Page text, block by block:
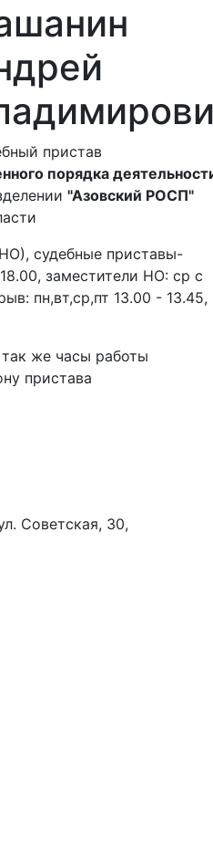
пристав
порядка
"Азовский РОСП"
судебные приставы-
заместители НО: ср с
пн,вт,ср,пт 13.00 - 13.45,
же часы работы
пристава
Советская, 30,